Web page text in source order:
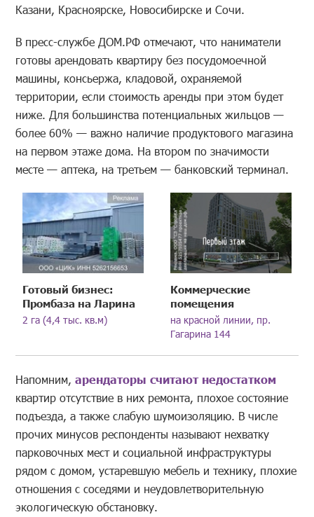
Казани, Красноярске, Новосибирске и Сочи.
В пресс-службе ДОМ.РФ отмечают, что наниматели
готовы арендовать квартиру без посудомоечной
машины, консьержа, кладовой, охраняемой
территории, если стоимость аренды при этом будет
ниже. Для большинства потенциальных жильцов —
более 60% — важно наличие продуктового магазина
на первом этаже дома. На втором по значимости
месте — аптека, на третьем — банковский терминал.
Готовый бизнес:
Промбаза на Ларина
2 га (4,4 тыс. кв.м)
Коммерческие
помещения
на красной линии, пр.
Гагарина 144
Напомним,арендаторы считают недостатком
квартир отсутствие в них ремонта, плохое состояние
подъезда, а также слабую шумоизоляцию. В числе
прочих минусов респонденты называют нехватку
парковочных мест и социальной инфраструктуры
рядом с домом, устаревшую мебель и технику, плохие
отношения с соседями и неудовлетворительную
экологическую обстановку.